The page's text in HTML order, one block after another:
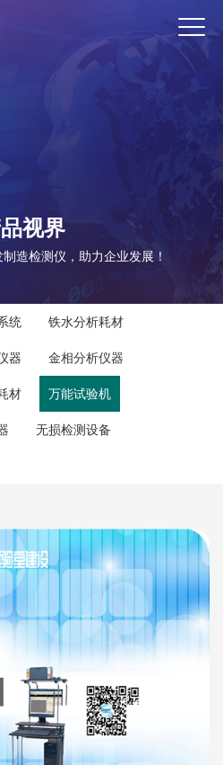
视界
造检测仪，助力企业发展！
统 铁水分析耗材
器 金相分析仪器
材 万能试验机
无损检测设备